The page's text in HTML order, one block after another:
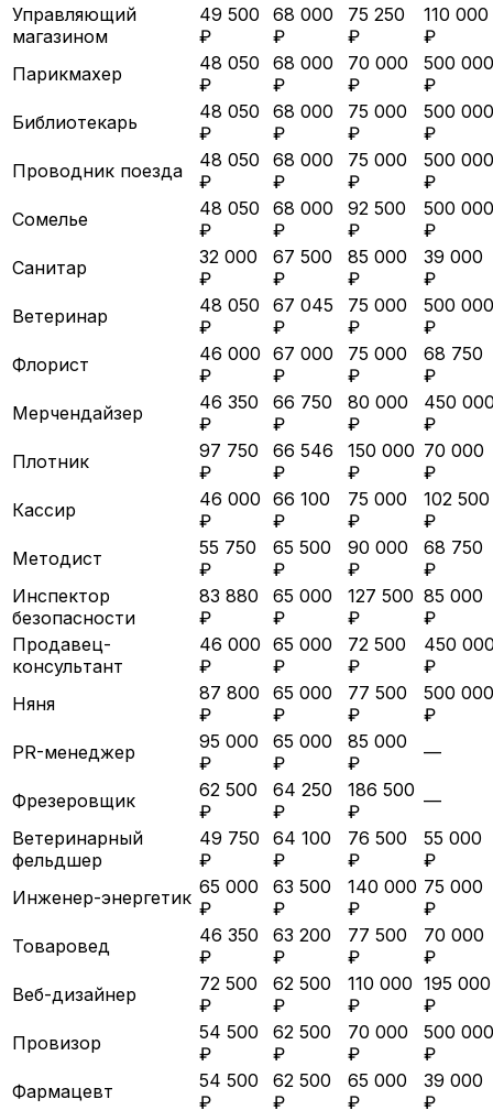
Управляющий
магазином
49 500
₽
68 000
₽
75 250
₽
110 000
₽
Парикмахер
48 050
₽
68 000
₽
70 000
₽
500 000
₽
Библиотекарь
48 050
₽
68 000
₽
75 000
₽
500 000
₽
Проводник поезда
48 050
₽
68 000
₽
75 000
₽
500 000
₽
Сомелье
48 050
₽
68 000
₽
92 500
₽
500 000
₽
Санитар
32 000
₽
67 500
₽
85 000
₽
39 000
₽
Ветеринар
48 050
₽
67 045
₽
75 000
₽
500 000
₽
Флорист
46 000
₽
67 000
₽
75 000
₽
68 750
₽
Мерчендайзер
46 350
₽
66 750
₽
80 000
₽
450
₽
Плотник
97 750
₽
66 546
₽
150 000
₽
70 000
₽
Кассир
46 000
₽
66 100
₽
75 000
₽
102 500
₽
Методист
55 750
₽
65 500
₽
90 000
₽
68 750
₽
Инспектор
безопасности
83 880
₽
65 000
₽
127 500
₽
85 000
₽
Продавец-
консультант
46 000
₽
65 000
₽
72 500
₽
450
₽
Няня
87 800
₽
65 000
₽
77 500
₽
500 000
₽
PR-менеджер
95 000
₽
65 000
₽
85 000
₽
—
Фрезеровщик
62 500
₽
64 250
₽
186 500
₽
—
Ветеринарный
фельдшер
49 750
₽
64 100
₽
76 500
₽
55 000
₽
Инженер-энергетик 65 000
₽
63 500
₽
140 000
₽
75 000
₽
Товаровед
46 350
₽
63 200
₽
77 500
₽
70 000
₽
Веб-дизайнер
72 500
₽
62 500
₽
110 000
₽
195 000
₽
Провизор
54 500
₽
62 500
₽
70 000
₽
500 000
₽
Фармацевт
54 500
₽
62 500
₽
65 000
₽
39 000
₽